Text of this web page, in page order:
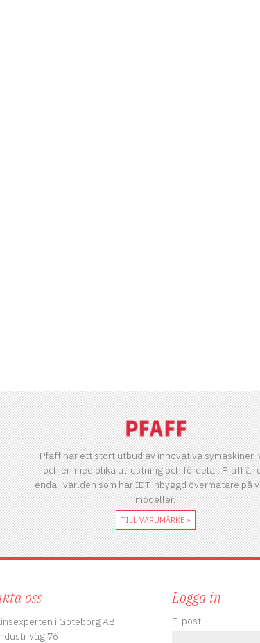
Pfaff har ett stort utbud av innovativa symaskiner,
och en med olika utrustning och fördelar. Pfaff är
enda i världen som har IDT inbyggd övermatare på
modeller.
TILL VARUMÄRKE »
oss
i Göteborg AB
76
Logga in
E-post: